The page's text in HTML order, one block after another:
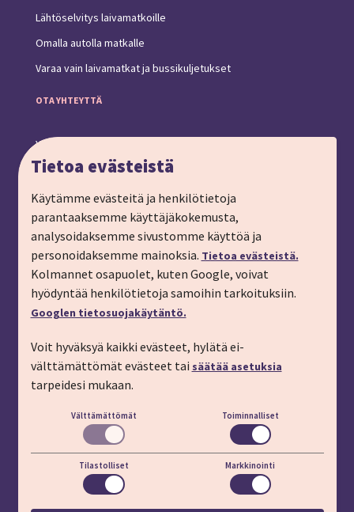
Lähtöselvitys laivamatkoille
Omalla autolla matkalle
Varaa vain laivamatkat ja bussikuljetukset
OTA YHTEYTTÄ
Yhteystiedot ja toimipiste
Anna palautetta
Ryhmämatkat, pyydä tarjous
Tilaa matkalahjakortti
Tilaa esite
Tilaa matkakirje sähköpostiin
Ilmoita passitiedot
Liity kanta-asiakkaaksi
Töihin IMT:lle
YHTEYSTIEDOT
Puhelin: 03 45 800 (pvm/mpm)
apu.imt.fi
LÖYDÄT MEIDÄT MYÖS
Tietoa evästeistä
Käytämme evästeitä ja henkilötietoja
parantaaksemme käyttäjäkokemusta,
analysoidaksemme sivustomme käyttöä ja
personoidaksemme mainoksia. Tietoa evästeistä.
Kolmannet osapuolet, kuten Google, voivat
hyödyntää henkilötietoja samoihin tarkoituksiin.
Googlen tietosuojakäytäntö.
Voit hyväksyä kaikki evästeet, hylätä ei-
välttämättömät evästeet tai säätää asetuksia
tarpeidesi mukaan.
Välttämättömät Toiminnalliset
Tilastolliset Markkinointi